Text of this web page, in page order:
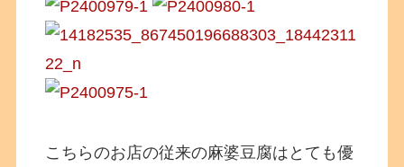
こちらのお店の従来の麻婆豆腐はとても優